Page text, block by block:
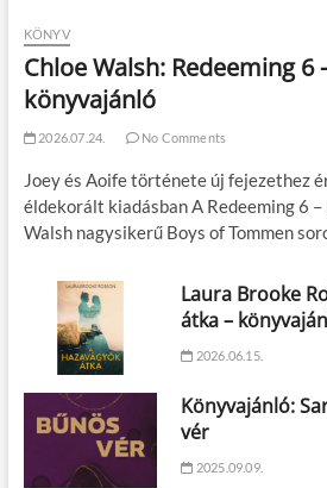
KÖNYV
Chloe Walsh: Redeeming 6
könyvajánló
2026.07.24. No Comments
Joey és Aoife története új fejezethez
éldekorált kiadásban A Redeeming 6
Walsh nagysikerű Boys of Tommen
Laura Brooke
átka –
2026.06.15.
Könyvajánló:
vér
2025.09.09.